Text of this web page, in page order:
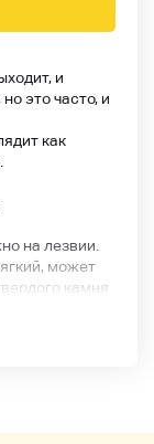
и
это часто, и
как
на лезвии.
может
камня
заточка
чувство
нормально